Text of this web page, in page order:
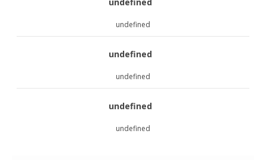
undefined
undefined
undefined
undefined
undefined